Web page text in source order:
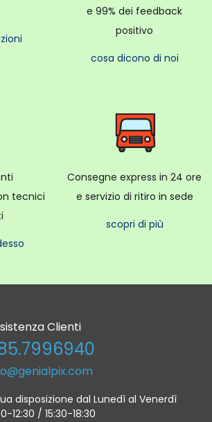
e 99% dei feedback
positivo
cosa dicono di noi
tecnici
Consegne express in 24 ore
e servizio di ritiro in sede
scopri di più
Clienti
disposizione dal Lunedì al Venerdì
12:30 / 15:30-18:30